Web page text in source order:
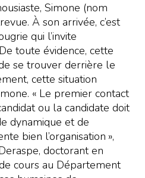
Simone (nom
À son arrivée, c’est
qui l’invite
toute évidence, cette
se trouver derrière le
cette situation
« Le premier contact
ou la candidate doit
dynamique et de
bien l’organisation »,
doctorant en
cours au Département